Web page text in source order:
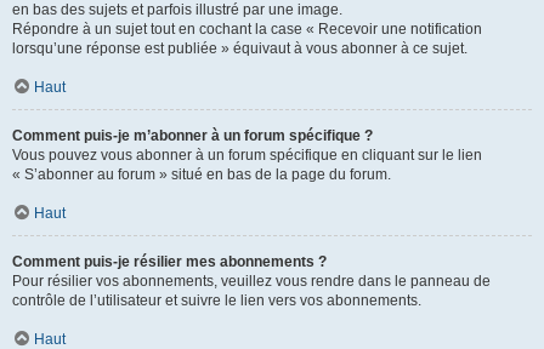
en bas des sujets et parfois illustré par une image.
Répondre à un sujet tout en cochant la case « Recevoir une notification
lorsqu’une réponse est publiée » équivaut à vous abonner à ce sujet.
Haut
Comment puis-je m’abonner à un forum spécifique ?
Vous pouvez vous abonner à un forum spécifique en cliquant sur le lien
« S’abonner au forum » situé en bas de la page du forum.
Haut
Comment puis-je résilier mes abonnements ?
Pour résilier vos abonnements, veuillez vous rendre dans le panneau de
contrôle de l’utilisateur et suivre le lien vers vos abonnements.
Haut